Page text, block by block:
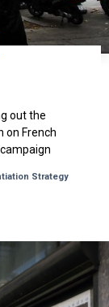
out the
on French
Strategy